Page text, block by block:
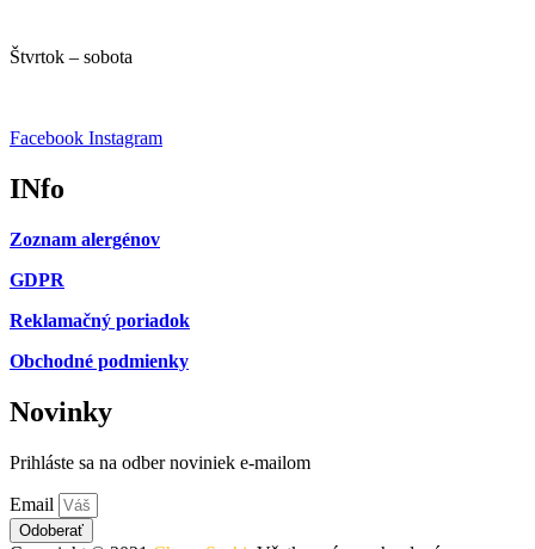
Štvrtok – sobota
Facebook Instagram
INfo
Zoznam alergénov
GDPR
Reklamačný poriadok
Obchodné podmienky
Novinky
Prihláste sa na odber noviniek e-mailom
Email
Odoberať